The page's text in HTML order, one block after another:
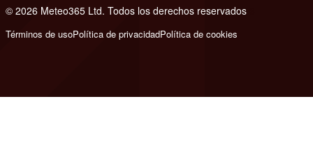
© 2026 Meteo365 Ltd. Todos los derechos reservados
Términos de usoPolítica de privacidadPolítica de cookies